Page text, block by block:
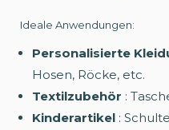
Ideale Anwendungen:
Personalisierte
Hosen, Röcke, etc.
Textilzubehör :
Kinderartikel :